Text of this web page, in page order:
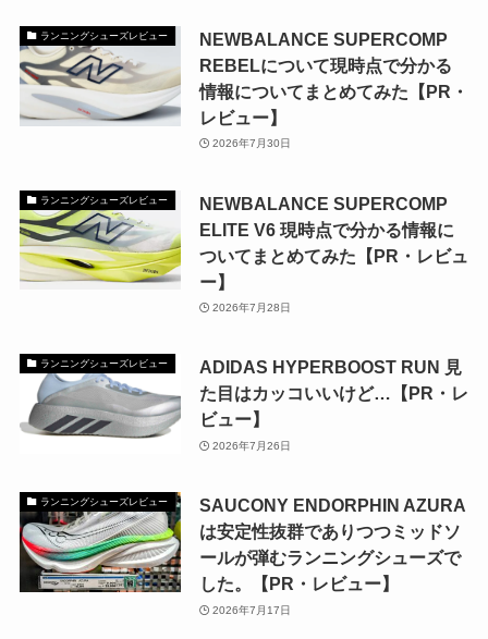
ランニングシューズレビュー
NEWBALANCE SUPERCOMP
REBELについて現時点で分かる
情報についてまとめてみた【PR・
レビュー】
2026年7月30日
ランニングシューズレビュー
NEWBALANCE SUPERCOMP
ELITE V6 現時点で分かる情報に
ついてまとめてみた【PR・レビュ
ー】
2026年7月28日
ランニングシューズレビュー
ADIDAS HYPERBOOST RUN 見
た目はカッコいいけど…【PR・レ
ビュー】
2026年7月26日
ランニングシューズレビュー
SAUCONY ENDORPHIN AZURA
は安定性抜群でありつつミッドソ
ールが弾むランニングシューズで
した。【PR・レビュー】
2026年7月17日